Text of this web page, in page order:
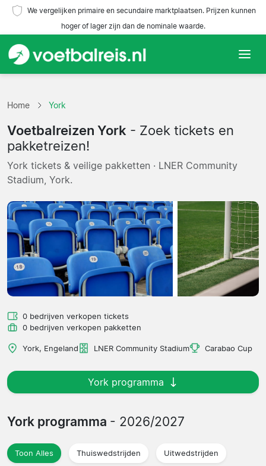
We vergelijken primaire en secundaire marktplaatsen. Prijzen kunnen
hoger of lager zijn dan de nominale waarde.
Teams
Competities
Reisorganisaties
Home York
Voetbalreizen York - Zoek tickets en
pakketreizen!
York tickets & veilige pakketten · LNER Community
Stadium, York.
0 bedrijven verkopen tickets
0 bedrijven verkopen pakketten
York, Engeland LNER Community Stadium Carabao Cup
York programma
York programma - 2026/2027
Toon Alles Thuiswedstrijden Uitwedstrijden